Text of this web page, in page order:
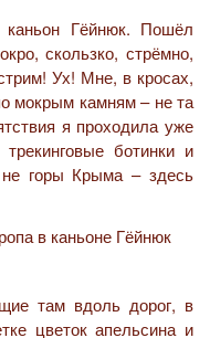
Гёйнюк. Пошёл
скользко, стрёмно,
Ух! Мне, в кросах,
мокрым камням – не та
я проходила уже
ботинки и
горы Крыма – здесь
там вдоль дорог, в
цветок апельсина и